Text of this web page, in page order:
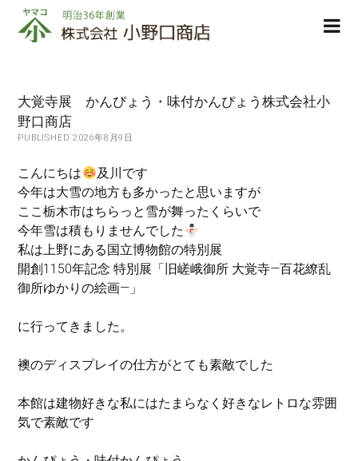
株
式
小
野
口
店
大覚寺展 かんぴょう・味付かんぴょう株式会社小
野口商店
PUBLISHED 2026年8月9日
こんにちは
及川です
今年は大雪の地方も多かったと思いますが
ここ栃木市はちらっと雪が舞ったくらいで
今年雪は積もりませんでした
私は上野にある国立博物館の特別展
開創1150年記念 特別展「旧嵯峨御所 大覚寺―百花繚乱
御所ゆかりの絵画―」
に行ってきました。
襖のディスプレイの仕方がとても素敵でした
本館は建物好きな私にはたまらなく好きなレトロな雰囲
気で素敵です